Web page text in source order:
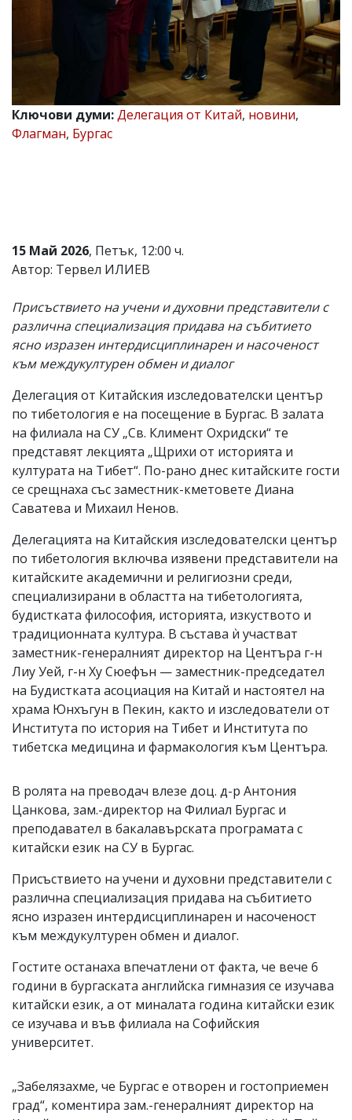
Касабова,
еmail:k.kassabova@flagman.bg
Иван
Колев,
email:
от
читателите
и
не
отговорност
за
тях!
откриете
обиден
за
вас
коментар,
моля
сигнализирайте
ни!
Ключови думи:Делегация от Китай, новини,
Флагман, Бургас
15 Май 2026, Петък, 12:00 ч.
Автор: Тервел ИЛИЕВ
Присъствието на учени и духовни представители с
различна специализация придава на събитието
ясно изразен интердисциплинарен и насоченост
към междукултурен обмен и диалог
Делегация от Китайския изследователски център
по тибетология е на посещение в Бургас. В залата
на филиала на СУ „Св. Климент Охридски“ те
представят лекцията „Щрихи от историята и
културата на Тибет“. По-рано днес китайските гости
се срещнаха със заместник-кметовете Диана
Саватева и Михаил Ненов.
Делегацията на Китайския изследователски център
по тибетология включва изявени представители на
китайските академични и религиозни среди,
специализирани в областта на тибетологията,
будистката философия, историята, изкуството и
традиционната култура. В състава ѝ участват
заместник-генералният директор на Центъра г-н
Лиу Уей, г-н Ху Сюефън — заместник-председател
на Будистката асоциация на Китай и настоятел на
храма Юнхъгун в Пекин, както и изследователи от
Института по история на Тибет и Института по
тибетска медицина и фармакология към Центъра.
В ролята на преводач влезе доц. д-р Антония
Цанкова, зам.-директор на Филиал Бургас и
преподавател в бакалавърската програмата с
китайски език на СУ в Бургас.
Присъствието на учени и духовни представители с
различна специализация придава на събитието
ясно изразен интердисциплинарен и насоченост
към междукултурен обмен и диалог.
Гостите останаха впечатлени от факта, че вече 6
години в бургаската английска гимназия се изучава
китайски език, а от миналата година китайски език
се изучава и във филиала на Софийския
университет.
„Забелязахме, че Бургас е отворен и гостоприемен
град“, коментира зам.-генералният директор на